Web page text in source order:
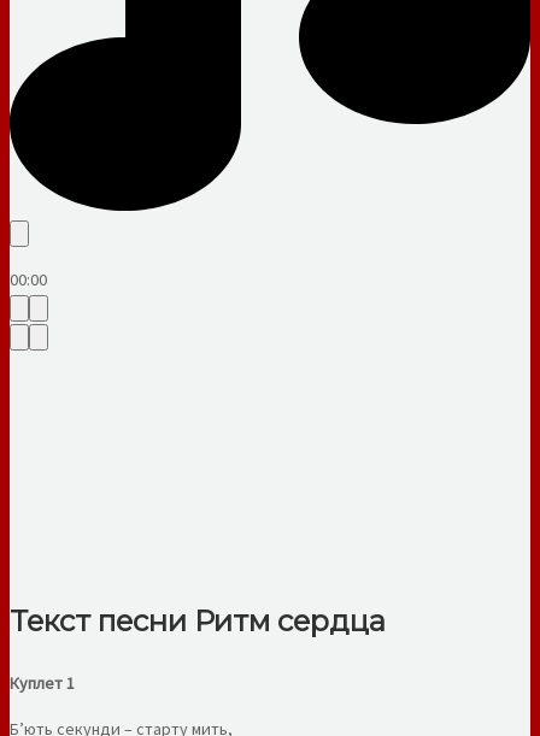
00:00
Текст песни Ритм сердца
Куплет 1
Б’ють секунди – старту мить,